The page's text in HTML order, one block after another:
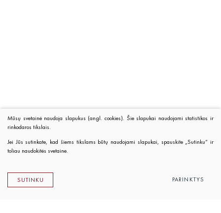
Mūsų svetainė naudoja slapukus (angl. cookies). Šie slapukai naudojami statistikos ir
rinkodaros tikslais.
Jei Jūs sutinkate, kad šiems tikslams būtų naudojami slapukai, spauskite „Sutinku“ ir
toliau naudokitės svetaine.
SUTINKU PARINKTYS